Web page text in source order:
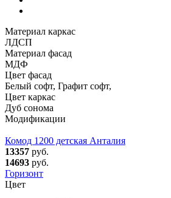
Материал каркас
ЛДСП
Материал фасад
МДФ
Цвет фасад
Белый софт, Графит софт,
Цвет каркас
Дуб сонома
Модификации
Комод 1200 детская Анталия
13357 руб.
14693 руб.
Горизонт
Цвет